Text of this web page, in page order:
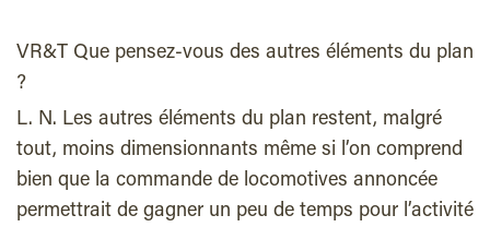
VR&T Que pensez-vous des autres éléments du plan
?
L. N. Les autres éléments du plan restent, malgré
tout, moins dimensionnants même si l’on comprend
bien que la commande de locomotives annoncée
permettrait de gagner un peu de temps pour l’activité